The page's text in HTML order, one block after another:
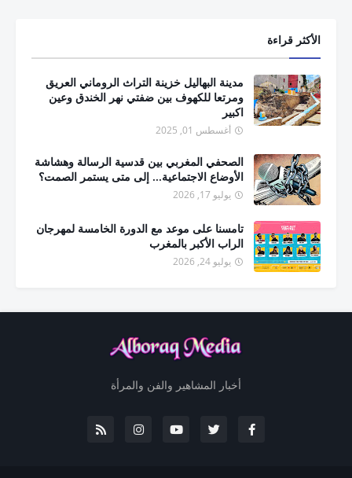
الأكثر قراءة
مدينة البهاليل خزينة التراث الروماني العريق
ومرتعا للكهوف بين ضفتي نهر الخندق وعين
اكبير
أغسطس 01, 2025
الصحفي المغربي بين قدسية الرسالة وهشاشة
الأوضاع الاجتماعية... إلى متى يستمر الصمت؟
يوليو 17, 2026
تامسنا على موعد مع الدورة الخامسة لمهرجان
الراب الأكبر بالمغرب
يوليو 24, 2026
أخبار المشاهير والفن والمرأة